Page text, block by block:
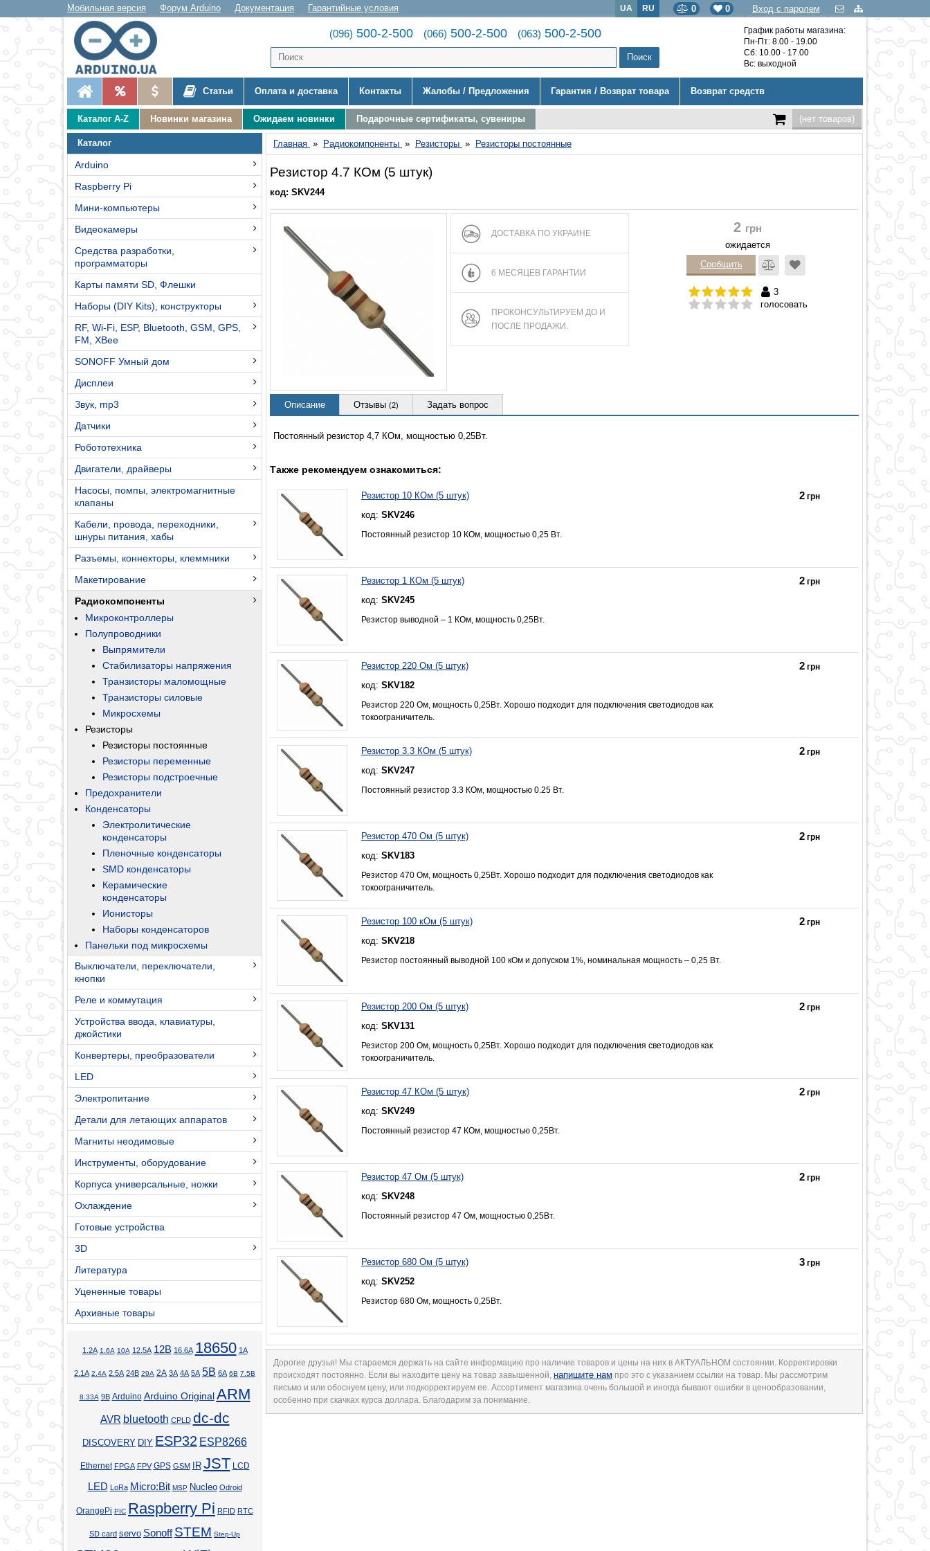
Мобильная версия Форум Arduino Документация Гарантийные условия Вход с паролем
0
0
UA RU
(096) 500-2-500 (066) 500-2-500 (063) 500-2-500
График работы магазина:
Пн-Пт: 8.00 - 19.00
Сб: 10.00 - 17.00
Вс: выходной
Статьи Оплата и доставка Контакты Жалобы / Предложения Гарантия / Возврат товара Возврат средств
Каталог A-Z Новинки магазина Ожидаем новинки Подарочные сертификаты, сувениры (нет товаров)
Каталог
Arduino
Raspberry Pi
Мини-компьютеры
Видеокамеры
Средства разработки,
программаторы
Карты памяти SD, Флешки
Наборы (DIY Kits), конструкторы
RF, Wi-Fi, ESP, Bluetooth, GSM, GPS,
FM, XBee
SONOFF Умный дом
Дисплеи
Звук, mp3
Датчики
Робототехника
Двигатели, драйверы
Насосы, помпы, электромагнитные
клапаны
Кабели, провода, переходники,
шнуры питания, хабы
Разъемы, коннекторы, клеммники
Макетирование
Радиокомпоненты
Микроконтроллеры
Полупроводники
Выпрямители
Стабилизаторы напряжения
Транзисторы маломощные
Транзисторы силовые
Микросхемы
Резисторы
Резисторы постоянные
Резисторы переменные
Резисторы подстроечные
Предохранители
Конденсаторы
Электролитические
конденсаторы
Пленочные конденсаторы
SMD конденсаторы
Керамические
конденсаторы
Ионисторы
Наборы конденсаторов
Панельки под микросхемы
Выключатели, переключатели,
кнопки
Реле и коммутация
Устройства ввода, клавиатуры,
джойстики
Конвертеры, преобразователи
LED
Электропитание
Детали для летающих аппаратов
Магниты неодимовые
Инструменты, оборудование
Корпуса универсальные, ножки
Охлаждение
Готовые устройства
3D
Литература
Уцененные товары
Архивные товары
1.2А 1.6А 10А 12.5А 12В 16.6А 18650 1А
2.1А 2.4А 2.5А 24В 29А 2А 3А 4А 5А 5В 6А 6В 7.5В
8.33А 9В Arduino Arduino Original ARM
AVR bluetooth CPLD dc-dc
DISCOVERY DIY ESP32 ESP8266
Ethernet FPGA FPV GPS GSM IR JST LCD
LED LoRa Micro:Bit MSP Nucleo Odroid
OrangePi PIC Raspberry Pi RFID RTC
SD card servo Sonoff STEM Step-Up
Главная » Радиокомпоненты » Резисторы » Резисторы постоянные
Резистор 4.7 КОм (5 штук)
код: SKV244
ДОСТАВКА ПО УКРАИНЕ
6 МЕСЯЦЕВ ГАРАНТИИ
ПРОКОНСУЛЬТИРУЕМ ДО И
ПОСЛЕ ПРОДАЖИ.
2 грн
ожидается
Сообщить
3
голосовать
Описание Отзывы (2) Задать вопрос
Постоянный резистор 4,7 КОм, мощностью 0,25Вт.
Также рекомендуем ознакомиться:
Резистор 10 КОм (5 штук)
код: SKV246
Постоянный резистор 10 КОм, мощностью 0,25 Вт.
2 грн
Резистор 1 КОм (5 штук)
код: SKV245
Резистор выводной – 1 КОм, мощность 0,25Вт.
2 грн
Резистор 220 Ом (5 штук)
код: SKV182
Резистор 220 Ом, мощность 0,25Вт. Хорошо подходит для подключения светодиодов как
токоограничитель.
2 грн
Резистор 3.3 КОм (5 штук)
код: SKV247
Постоянный резистор 3.3 КОм, мощностью 0.25 Вт.
2 грн
Резистор 470 Ом (5 штук)
код: SKV183
Резистор 470 Ом, мощность 0,25Вт. Хорошо подходит для подключения светодиодов как
токоограничитель.
2 грн
Резистор 100 кОм (5 штук)
код: SKV218
Резистор постоянный выводной 100 кОм и допуском 1%, номинальная мощность – 0,25 Вт.
2 грн
Резистор 200 Ом (5 штук)
код: SKV131
Резистор 200 Ом, мощность 0,25Вт. Хорошо подходит для подключения светодиодов как
токоограничитель.
2 грн
Резистор 47 КОм (5 штук)
код: SKV249
Постоянный резистор 47 КОм, мощностью 0,25Вт.
2 грн
Резистор 47 Ом (5 штук)
код: SKV248
Постоянный резистор 47 Ом, мощностью 0,25Вт.
2 грн
Резистор 680 Ом (5 штук)
код: SKV252
Резистор 680 Ом, мощность 0,25Вт.
3 грн
Дорогие друзья! Мы стараемся держать на сайте информацию про наличие товаров и цены на них в АКТУАЛЬНОМ состоянии. Корректировки
происходят постоянно. Если вы находите цену на товар завышенной, напишите нам про это с указанием ссылки на товар. Мы рассмотрим
письмо и или обоснуем цену, или подкорректируем ее. Ассортимент магазина очень большой и иногда бывают ошибки в ценообразовании,
особенно при скачках курса доллара. Благодарим за понимание.